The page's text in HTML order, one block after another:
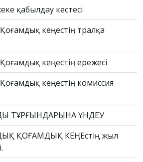
қабылдау кестесі
кеңестің төралқа
кеңестің ережесі
кеңестің комиссия
ТҰРҒЫНДАРЫНА ҮНДЕУ
ҚОҒАМДЫҚ КЕҢЕстің жыл